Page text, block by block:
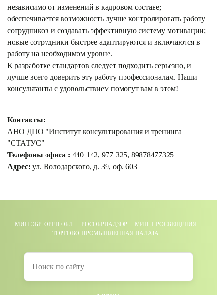
независимо от изменений в кадровом составе;
обеспечивается возможность лучше контролировать работу
сотрудников и создавать эффективную систему мотивации;
новые сотрудники быстрее адаптируются и включаются в
работу на необходимом уровне.
К разработке стандартов следует подходить серьезно, и
лучше всего доверить эту работу профессионалам. Наши
консультанты с удовольствием помогут вам в этом!
Контакты:
АНО ДПО "Институт консультирования и тренинга
"СТАТУС"
Телефоны офиса : 440-142, 977-325, 89878477325
Адрес: ул. Володарского, д. 39, оф. 603
МИН.ОБР. ОРЕН.ОБЛ. РОСОБРНАДЗОР
МИН. ПРОСВЕЩЕНИЯ
ТОРГОВО-ПРОМЫШЛЕННАЯ ПАЛАТА